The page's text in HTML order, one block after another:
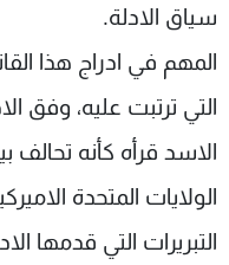
سياق الادلة.
المهم في ادراج هذا
التي ترتبت عليه، وفق
الاسد قرأه كأنه
الولايات المتحدة
التبريرات التي قدمها